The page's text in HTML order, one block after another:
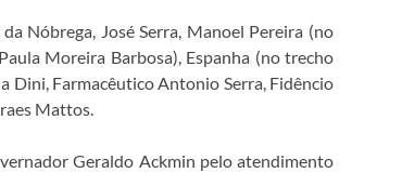
Nóbrega, José Serra, Manoel Pereira (no
Moreira Barbosa), Espanha (no trecho
Dini, Farmacêutico Antonio Serra, Fidêncio
Mattos.
Geraldo Ackmin pelo atendimento